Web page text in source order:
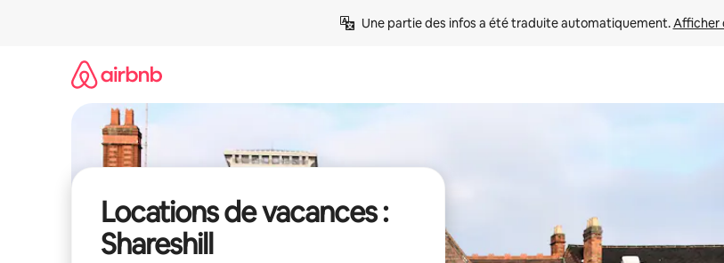
Une partie des infos a été traduite automatiquement. Afficher
Locations de vacances :
Shareshill